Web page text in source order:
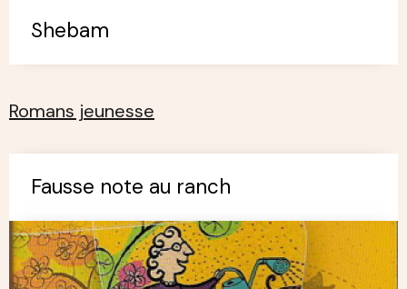
Shebam
Romans jeunesse
Fausse note au ranch